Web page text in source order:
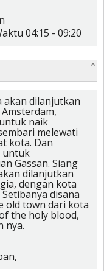
04:15 - 09:20
akan dilanjutkan
naik
melewati
kota. Dan
untuk
Gassan. Siang
dilanjutkan
dengan kota
disana
old town dari kota
the holy blood,
nya.